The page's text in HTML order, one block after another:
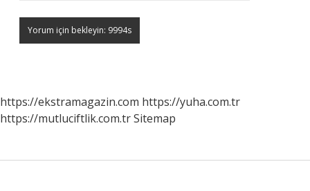
https://ekstramagazin.com https://yuha.com.tr
https://mutluciftlik.com.trSitemap